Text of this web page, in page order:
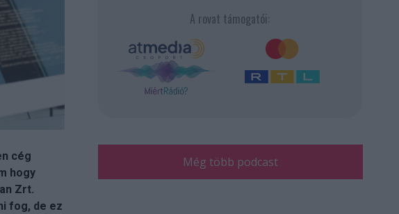
cég
hogy
Zrt.
fog, de ez
A rovat támogatói:
Még több podcast